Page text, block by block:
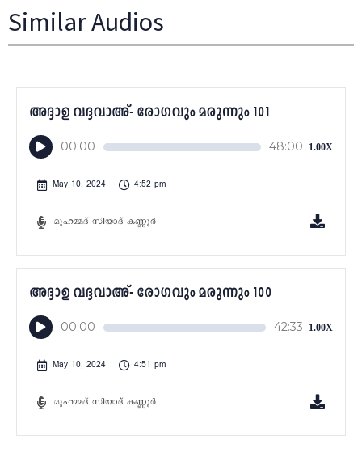
Similar Audios
അദ്ദാഉ വദ്ദവാഅ്- രോഗവും മരുന്നും 101
Audio00:00 48:00 1.00X
May 10, 2024 4:52 pm
മുഹമ്മദ്‌ സിയാദ് കണ്ണൂർ
അദ്ദാഉ വദ്ദവാഅ്- രോഗവും മരുന്നും 100
Audio00:00 42:33 1.00X
May 10, 2024 4:51 pm
മുഹമ്മദ്‌ സിയാദ് കണ്ണൂർ